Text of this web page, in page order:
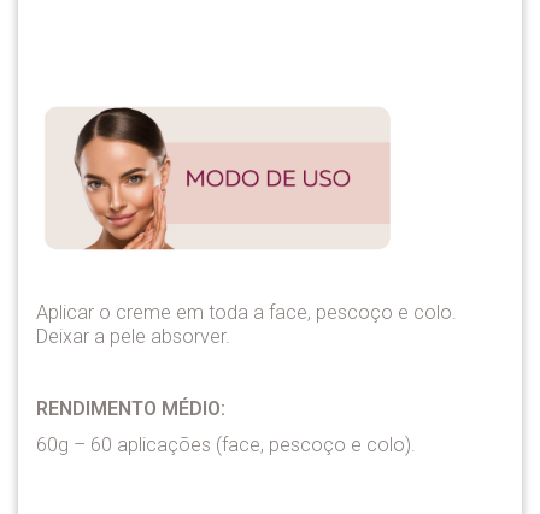
Aplicar o creme em toda a face, pescoço e colo.
Deixar a pele absorver.
RENDIMENTO MÉDIO:
60g – 60 aplicações (face, pescoço e colo).